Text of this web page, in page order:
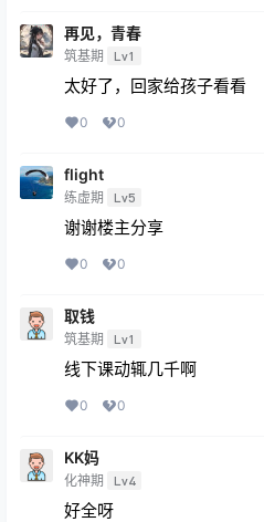
再见，青春
筑基期 Lv1
太好了，回家给孩子看看
0 0
flight
练虚期 Lv5
谢谢楼主分享
0 0
取钱
筑基期 Lv1
线下课动辄几千啊
0 0
KK妈
化神期 Lv4
好全呀